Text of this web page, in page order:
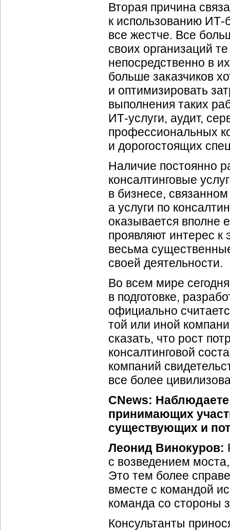
Вторая причина
к использованию ИТ-
все жестче. Все
своих организаций
непосредственно в
больше заказчиков
и оптимизировать
выполнения таких
ИТ-услуги, аудит,
профессиональных
и дорогостоящих
Наличие постоянно
консалтинговые
в бизнесе,
а услуги по
оказывается вполне
проявляют интерес к
весьма
своей деятельности.
Во всем мире
в подготовке,
официально
той или иной
сказать, что рост
консалтинговой
компаний
все более
CNews:
принимающих
существующих и
Леонид Винокуров:
с возведением
Это тем более
вместе с командой
команда со стороны
Консультанты